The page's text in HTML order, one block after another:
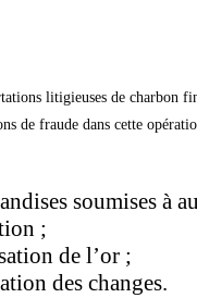
litigieuses de charbon
de fraude dans cette
soumises à
;
de l’or ;
des changes.